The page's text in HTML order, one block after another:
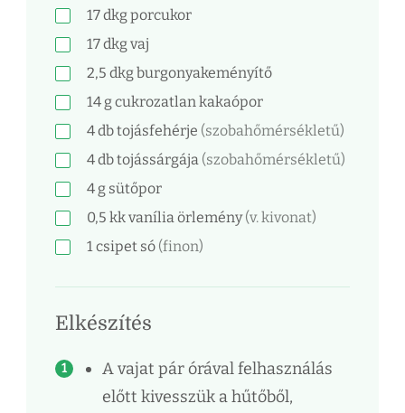
17dkgporcukor
17dkgvaj
2,5 dkgburgonyakeményítő
14 gcukrozatlan kakaópor
4dbtojásfehérje (szobahőmérsékletű)
4dbtojássárgája (szobahőmérsékletű)
4 g sütőpor
0,5 kkvanília örlemény(v. kivonat)
1csipet só (finon)
Elkészítés
A vajat pár órával felhasználás
előtt kivesszük a hűtőből,